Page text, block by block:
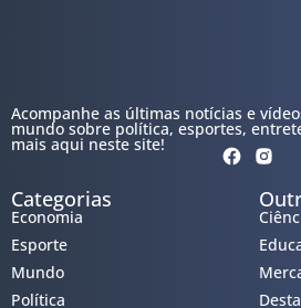
Acompanhe as últimas notícias e
mundo sobre política, esportes,
mais aqui neste site!
Categorias
Economia
Esporte
Mundo
Política